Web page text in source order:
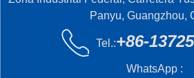
Panyu, Guangzhou,
Tel.:+86-
WhatsApp :